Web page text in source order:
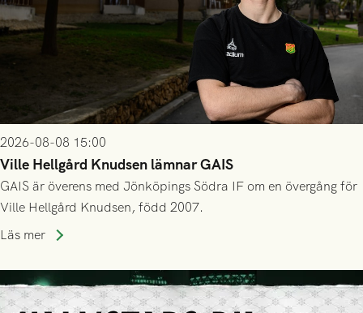
2026-08-08 15:00
Ville Hellgård Knudsen lämnar GAIS
GAIS är överens med Jönköpings Södra IF om en övergång för
Ville Hellgård Knudsen, född 2007.
Läs mer